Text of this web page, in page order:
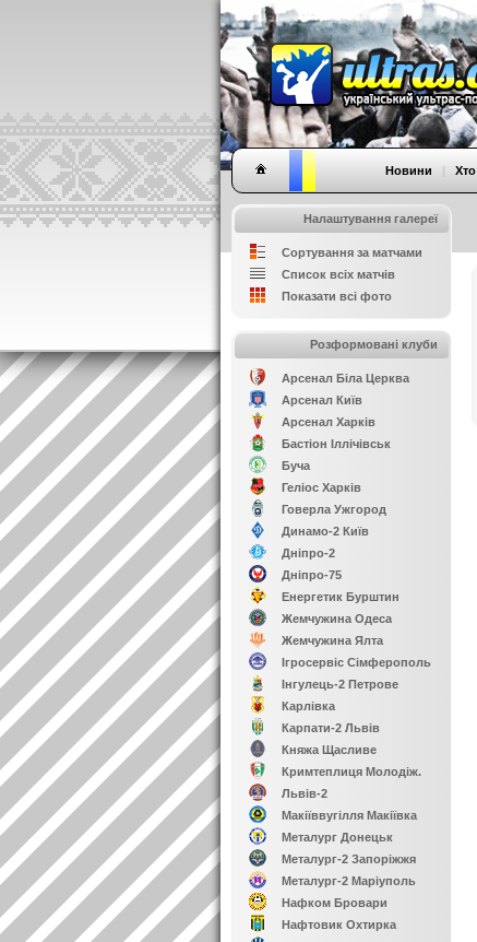
Новини |
Налаштування галереї
Сортування за матчами
Список всіх матчів
Показати всі фото
Розформовані клуби
Арсенал Біла Церква
Арсенал Київ
Арсенал Харків
Бастіон Іллічівськ
Буча
Геліос Харків
Говерла Ужгород
Динамо-2 Київ
Дніпро-2
Дніпро-75
Енергетик Бурштин
Жемчужина Одеса
Жемчужина Ялта
Ігросервіс Сімферополь
Інгулець-2 Петрове
Карлівка
Карпати-2 Львів
Княжа Щасливе
Кримтеплиця Молодіж.
Львів-2
Макіїввугілля Макіївка
Металург Донецьк
Металург-2 Запоріжжя
Металург-2 Маріуполь
Нафком Бровари
Нафтовик Охтирка